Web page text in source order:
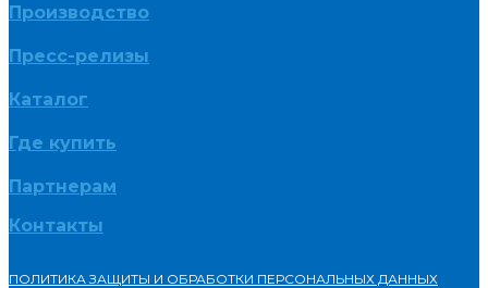
Производство
Пресс-релизы
Каталог
Где купить
Партнерам
Контакты
ПОЛИТИКА ЗАЩИТЫ И ОБРАБОТКИ ПЕРСОНАЛЬНЫХ ДАННЫХ